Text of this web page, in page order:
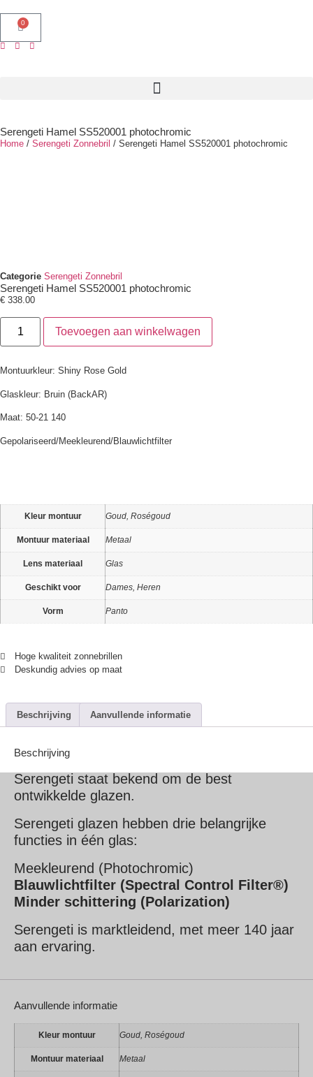
0
Serengeti Hamel SS520001 photochromic
Home / Serengeti Zonnebril / Serengeti Hamel SS520001 photochromic
Categorie Serengeti Zonnebril
Serengeti Hamel SS520001 photochromic
€ 338.00
Toevoegen aan winkelwagen
Montuurkleur: Shiny Rose Gold
Glaskleur: Bruin (BackAR)
Maat: 50-21 140
Gepolariseerd/Meekleurend/Blauwlichtfilter
Kleur montuur Goud, Roségoud
Montuur materiaal Metaal
Lens materiaal Glas
Geschikt voor Dames, Heren
Vorm Panto
Hoge kwaliteit zonnebrillen
Deskundig advies op maat
Beschrijving Aanvullende informatie
Beschrijving
Serengeti staat bekend om de best
ontwikkelde glazen.
Serengeti glazen hebben drie belangrijke
functies in één glas:
Meekleurend (Photochromic)
Blauwlichtfilter (Spectral Control Filter®)
Minder schittering (Polarization)
Serengeti is marktleidend, met meer 140 jaar
aan ervaring.
Aanvullende informatie
Kleur montuur Goud, Roségoud
Montuur materiaal Metaal